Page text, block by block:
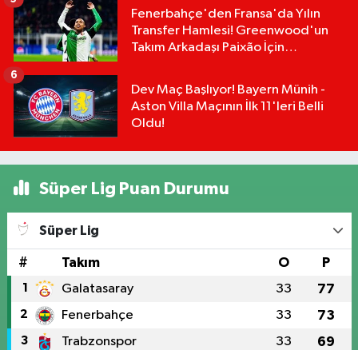
Fenerbahçe'den Fransa'da Yılın
Transfer Hamlesi! Greenwood'un
Takım Arkadaşı Paixão İçin
Dev Maç Başlıyor! Bayern Münih -
Aston Villa Maçının İlk 11'leri Belli
Oldu!
6
Süper Lig Puan Durumu
Süper Lig
# Takım O P
1 Galatasaray 33 77
2 Fenerbahçe 33 73
3 Trabzonspor 33 69